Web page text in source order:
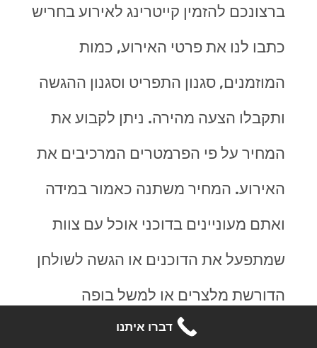
ברצונכם להזמין קייטרינג לאירוע בחריש
כתבו לנו את פרטי האירוע, כמות
המוזמנים, סגנון התפריט וסגנון ההגשה
ותקבלו הצעה מהירה. ניתן לקבוע את
המחיר על פי הפרמטרים המרכיבים את
האירוע. המחיר משתנה כאמור במידה
ואתם מעוניינים בדוכני אוכל עם צוות
שמתפעל את הדוכנים או הגשה לשולחן
הדורשת מלצרים או למשל בופה
שהתפעול שלו שונה. בנוסף, כמובן
דברו איתנו